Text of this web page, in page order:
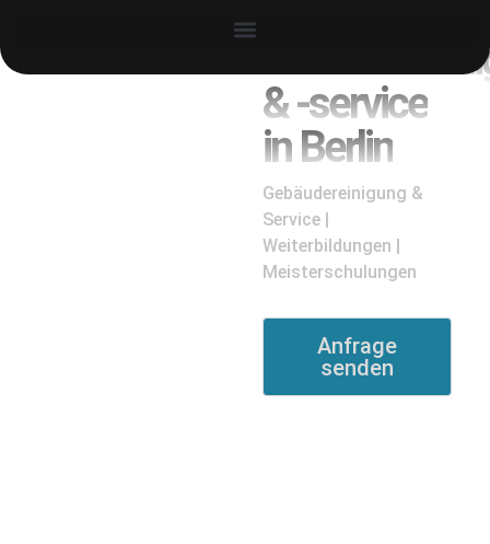
& -service
in Berlin
Gebäudereinigung &
Service |
Weiterbildungen |
Meisterschulungen
Anfrage
senden